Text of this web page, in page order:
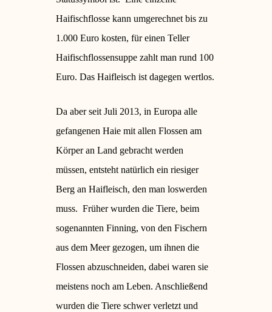
Haifischflosse kann umgerechnet bis zu
1.000 Euro kosten, für einen Teller
Haifischflossensuppe zahlt man rund 100
Euro.Das Haifleisch ist dagegen wertlos.
Da aber seit Juli 2013, in Europa alle
gefangenen Haie mit allen Flossen am
Körper an Land gebracht werden
müssen, entsteht natürlich ein riesiger
Berg an Haifleisch, den man loswerden
muss.Früher wurden die Tiere, beim
sogenannten Finning, von den Fischern
aus dem Meer gezogen, um ihnen die
Flossen abzuschneiden, dabei waren sie
meistens noch am Leben. Anschließend
wurden die Tiere schwer verletzt und